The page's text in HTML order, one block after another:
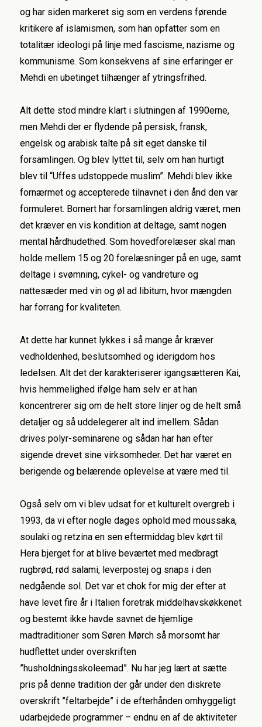
og har siden markeret sig som en verdens førende
kritikere af islamismen, som han opfatter som en
totalitær ideologi på linje med fascisme, nazisme og
kommunisme. Som konsekvens af sine erfaringer er
Mehdi en ubetinget tilhænger af ytringsfrihed.
Alt dette stod mindre klart i slutningen af 1990erne,
men Mehdi der er flydende på persisk, fransk,
engelsk og arabisk talte på sit eget danske til
forsamlingen. Og blev lyttet til, selv om han hurtigt
blev til “Uffes udstoppede muslim”. Mehdi blev ikke
fornærmet og accepterede tilnavnet i den ånd den var
formuleret. Bornert har forsamlingen aldrig været, men
det kræver en vis kondition at deltage, samt nogen
mental hårdhudethed. Som hovedforelæser skal man
holde mellem 15 og 20 forelæsninger på en uge, samt
deltage i svømning, cykel- og vandreture og
nattesæder med vin og øl ad libitum, hvor mængden
har forrang for kvaliteten.
At dette har kunnet lykkes i så mange år kræver
vedholdenhed, beslutsomhed og iderigdom hos
ledelsen. Alt det der karakteriserer igangsætteren Kai,
hvis hemmelighed ifølge ham selv er at han
koncentrerer sig om de helt store linjer og de helt små
detaljer og så uddelegerer alt ind imellem. Sådan
drives polyr-seminarene og sådan har han efter
sigende drevet sine virksomheder. Det har været en
berigende og belærende oplevelse at være med til.
Også selv om vi blev udsat for et kulturelt overgreb i
1993, da vi efter nogle dages ophold med moussaka,
soulaki og retzina en sen eftermiddag blev kørt til
Hera bjerget for at blive beværtet med medbragt
rugbrød, rød salami, leverpostej og snaps i den
nedgående sol. Det var et chok for mig der efter at
have levet fire år i Italien foretrak middelhavskøkkenet
og bestemt ikke havde savnet de hjemlige
madtraditioner som Søren Mørch så morsomt har
hudflettet under overskriften
”husholdningsskoleemad”. Nu har jeg lært at sætte
pris på denne tradition der går under den diskrete
overskrift ”feltarbejde” i de efterhånden omhyggeligt
udarbejdede programmer – endnu en af de aktiviteter